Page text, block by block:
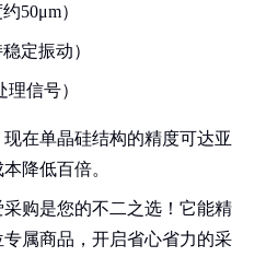
50μm）
定振动）
信号）
在单晶硅结构的精度可达亚
降低百倍。
购是您的不二之选！它能精
属商品，开启省心省力的采